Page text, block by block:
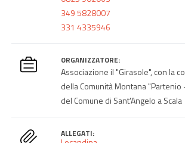
349 5828007
331 4335946
ORGANIZZATORE:
Associazione il "Girasole", con la
della Comunità Montana "Partenio
del Comune di Sant'Angelo a Scala
ALLEGATI: